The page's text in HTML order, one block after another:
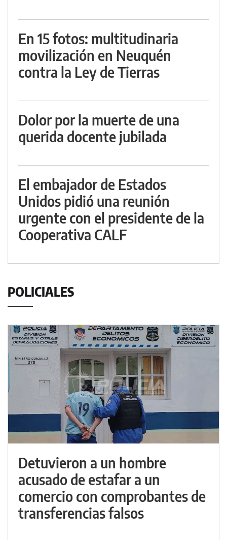
En 15 fotos: multitudinaria
movilización en Neuquén
contra la Ley de Tierras
Dolor por la muerte de una
querida docente jubilada
El embajador de Estados
Unidos pidió una reunión
urgente con el presidente de la
Cooperativa CALF
POLICIALES
Detuvieron a un hombre
acusado de estafar a un
comercio con comprobantes de
transferencias falsos